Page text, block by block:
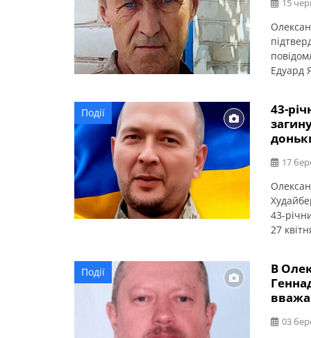
15
Едуард
і місце
Події
43-
17
43-
27
доньки,
Події
В
03